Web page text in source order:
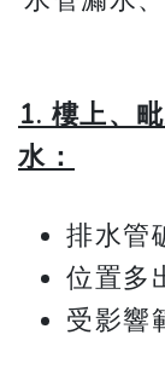
1. 樓上、
水：
排水管
位置多
受影響